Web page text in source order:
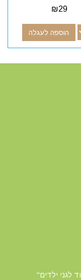
₪29
הוספה לעגלה
לגני ילדים"